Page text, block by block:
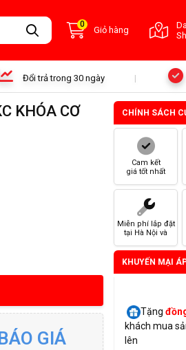
0
Giỏ hàng
Đổi trả trong 30 ngày
KHÓA CƠ
GIÁ
CHÍNH SÁCH
Cam kết
giá tốt nhất
Miễn phí lắp đặt
tại Hà Nội và
KHUYẾN MẠI
Tặng
khách mua
lên